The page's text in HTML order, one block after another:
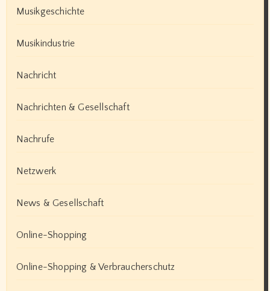
Musikgeschichte
Musikindustrie
Nachricht
Nachrichten & Gesellschaft
Nachrufe
Netzwerk
News & Gesellschaft
Online-Shopping
Online-Shopping & Verbraucherschutz